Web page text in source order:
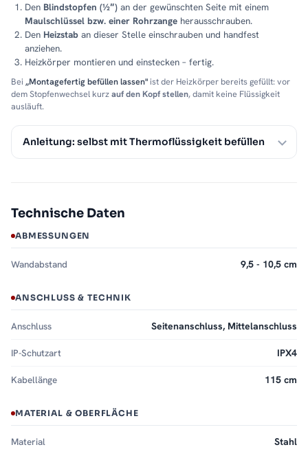
Den Blindstopfen (½″) an der gewünschten Seite mit einem
Maulschlüssel bzw. einer Rohrzange herausschrauben.
Den Heizstab an dieser Stelle einschrauben und handfest
anziehen.
Heizkörper montieren und einstecken – fertig.
Bei „Montagefertig befüllen lassen"ist der Heizkörper bereits gefüllt: vor
dem Stopfenwechsel kurzauf den Kopf stellen, damit keine Flüssigkeit
ausläuft.
Anleitung: selbst mit Thermoflüssigkeit befüllen
Technische Daten
ABMESSUNGEN
Wandabstand 9,5 - 10,5 cm
ANSCHLUSS & TECHNIK
Anschluss Seitenanschluss, Mittelanschluss
IP-Schutzart IPX4
Kabellänge 115 cm
MATERIAL & OBERFLÄCHE
Material Stahl